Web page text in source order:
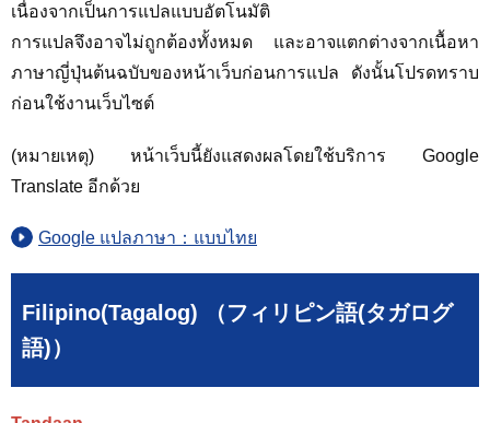
เนื่องจากเป็นการแปลแบบอัตโนมัติ
การแปลจึงอาจไม่ถูกต้องทั้งหมด และอาจแตกต่างจากเนื้อหา
ภาษาญี่ปุ่นต้นฉบับของหน้าเว็บก่อนการแปล ดังนั้นโปรดทราบ
ก่อนใช้งานเว็บไซต์
(หมายเหตุ) หน้าเว็บนี้ยังแสดงผลโดยใช้บริการ Google
Translate อีกด้วย
Google แปลภาษา：แบบไทย
Filipino(Tagalog) （フィリピン語(タガログ
語)）